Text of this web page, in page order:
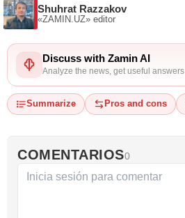
Shuhrat Razzakov
«ZAMIN.UZ» editor
Discuss with Zamin AI
Analyze the news, get useful answers
Summarize Pros and cons
COMENTARIOS0